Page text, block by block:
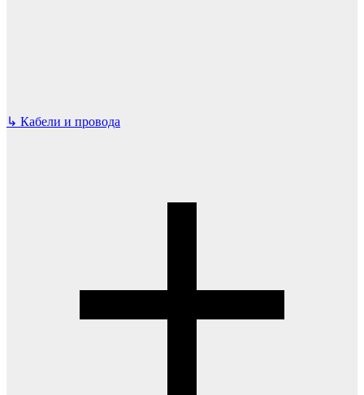
↳ Кабели и провода